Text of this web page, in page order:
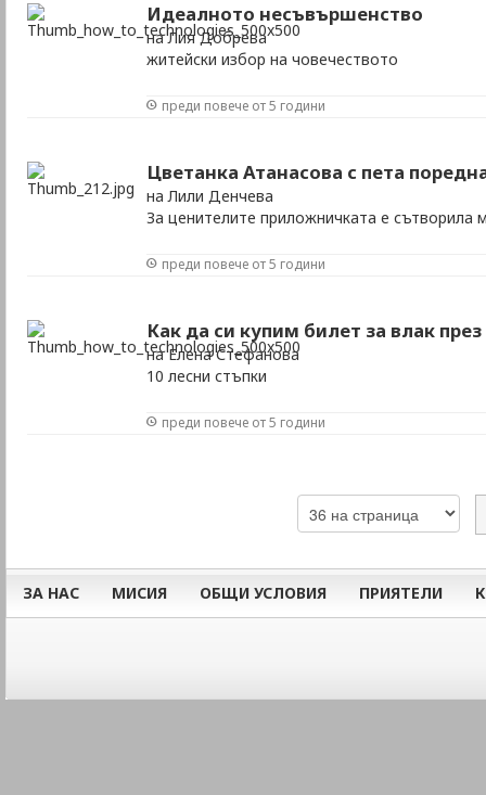
Идеалното несъвършенство
на Лия Добрева
житейски избор на човечеството
преди повече от 5 години
Цветанка Атанасова с пета
на Лили Денчева
За ценителите приложничката е сътворила
преди повече от 5 години
Как да си купим билет за влак
на Елена Стефанова
10 лесни стъпки
преди повече от 5 години
ЗА НАС МИСИЯ ОБЩИ УСЛОВИЯ ПРИЯТЕЛИ